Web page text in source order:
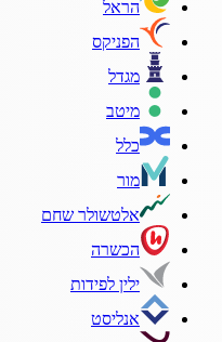
הראל
הפניקס
מגדל
מיטב
כלל
מור
אלטשולר שחם
הכשרה
ילין לפידות
אנליסט